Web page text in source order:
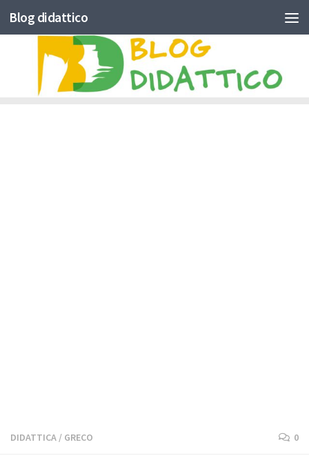
Skip to content
Blog didattico
DIDATTICA / GRECO 0